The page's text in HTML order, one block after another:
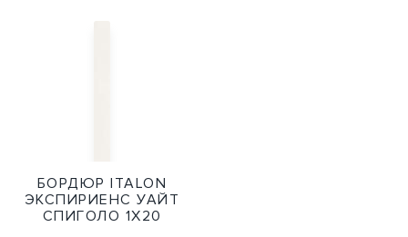
БОРДЮР ITALON
ЭКСПИРИЕНС УАЙТ
СПИГОЛО 1Х20